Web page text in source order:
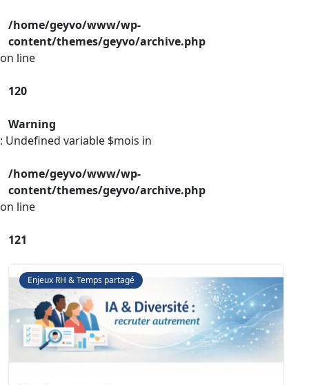
/home/geyvo/www/wp-
content/themes/geyvo/archive.php
on line
120
Warning
: Undefined variable $mois in
/home/geyvo/www/wp-
content/themes/geyvo/archive.php
on line
121
Enjeux RH & Temps partagé